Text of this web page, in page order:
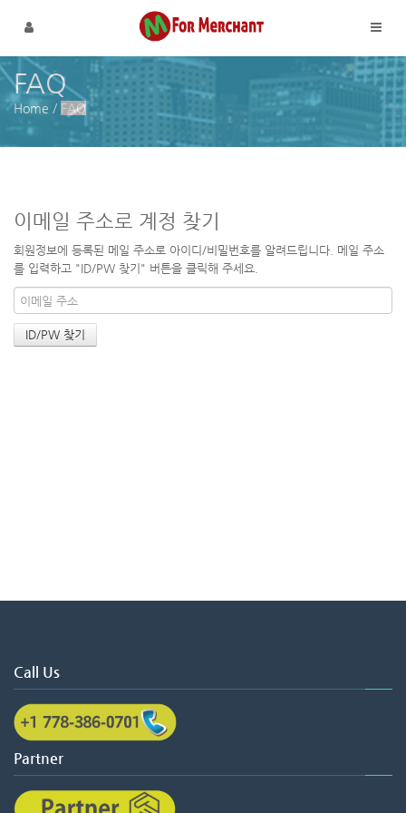
메뉴 건너뛰기
FAQ
Home / FAQ
이메일 주소로 계정 찾기
회원정보에 등록된 메일 주소로 아이디/비밀번호를 알려드립니다. 메일 주소
를 입력하고 "ID/PW 찾기" 버튼을 클릭해 주세요.
Call Us
Partner